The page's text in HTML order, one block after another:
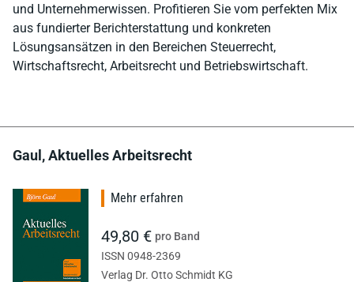
und Unternehmerwissen. Profitieren Sie vom perfekten Mix
aus fundierter Berichterstattung und konkreten
Lösungsansätzen in den Bereichen Steuerrecht,
Wirtschaftsrecht, Arbeitsrecht und Betriebswirtschaft.
Gaul, Aktuelles Arbeitsrecht
Mehr erfahren
49,80 € pro Band
ISSN 0948-2369
Verlag Dr. Otto Schmidt KG